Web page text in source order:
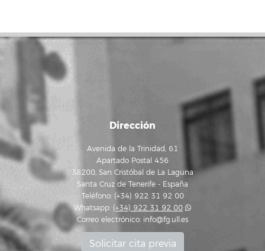
Dirección
Avenida de la Trinidad, 61
Apartado Postal 456
38200, San Cristóbal de La Laguna
Santa Cruz de Tenerife - España
Teléfono: (+34) 922 31 92 00
Whatsapp: (+34) 922 31 92 00
Correo electrónico: info@fg.ull.es
Solicitar cita previa